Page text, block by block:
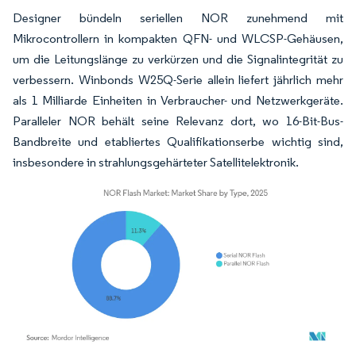
Designer bündeln seriellen NOR zunehmend mit
Mikrocontrollern in kompakten QFN- und WLCSP-Gehäusen,
um die Leitungslänge zu verkürzen und die Signalintegrität zu
verbessern. Winbonds W25Q-Serie allein liefert jährlich mehr
als 1 Milliarde Einheiten in Verbraucher- und Netzwerkgeräte.
Paralleler NOR behält seine Relevanz dort, wo 16-Bit-Bus-
Bandbreite und etabliertes Qualifikationserbe wichtig sind,
insbesondere in strahlungsgehärteter Satellitelektronik.